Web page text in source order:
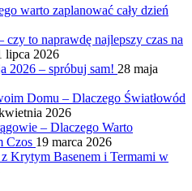
warto zaplanować cały dzień
czy to naprawdę najlepszy czas na
lipca 2026
2026 – spróbuj sam! 28 maja
Domu – Dlaczego Światłowód
2026
– Dlaczego Warto
Czos 19 marca 2026
Krytym Basenem i Termami w